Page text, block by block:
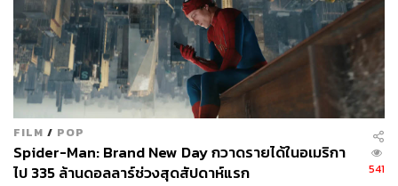
ขณะเดียวกันหนังยังพาเราไปสำรวจ ‘ความเชื่อ’ ของพระ
เครื่องในฐานะเครื่องรางของขลังที่คอยคุ้มครองให้
แคล้วคลาดปลอดภัย โดยผู้กำกับพาเราไปดูว่าความเชื่อเหล่า
นี้มันส่งผลหรือขับเคลื่อนความคิดของผู้คนอย่างไร มันสร้าง
มูลค่าให้กับพระเครื่องต่างๆ ได้มากขนาดไหน แล้วมัน
สามารถ ‘ครอบงำ’ จิตใจของผู้คนได้อย่างน่าหวาดกลัวขนาด
ไหน
FILM / POP
Spider-Man: Brand New Day กวาดรายได้ในอเมริกา
ไป 335 ล้านดอลลาร์ช่วงสุดสัปดาห์แรก
541